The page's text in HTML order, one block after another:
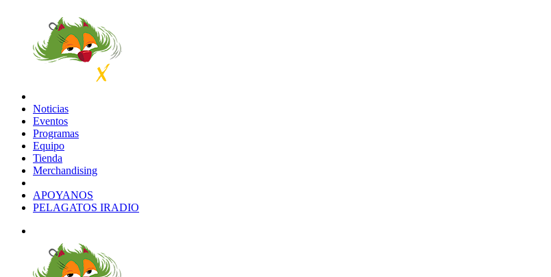
Noticias
Eventos
Programas
Equipo
Tienda
Merchandising
APOYANOS
PELAGATOS IRADIO